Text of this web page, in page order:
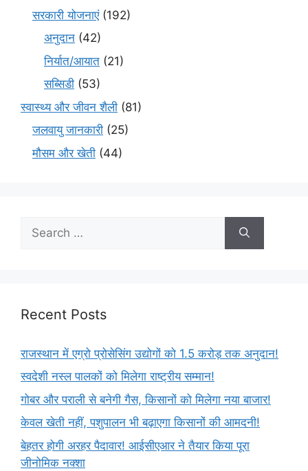
सरकारी योजनाएं(192)
अनुदान (42)
निर्यात/आयात (21)
सब्सिडी (53)
स्वास्थ्य और जीवन शैली (81)
जलवायु जानकारी (25)
मौसम और खेती (44)
Recent Posts
राजस्थान में एग्रो प्रोसेसिंग उद्योगों को 1.5 करोड़ तक अनुदान!
स्वदेशी नस्ल पालकों को मिलेगा राष्ट्रीय सम्मान!
गोबर और पराली से बनेगी गैस, किसानों को मिलेगा नया बाजार!
केवल खेती नहीं, पशुपालन भी बढ़ाएगा किसानों की आमदनी!
बेहतर होगी अरहर पैदावार! आईसीएआर ने तैयार किया पूरा
जीनोमिक नक्शा